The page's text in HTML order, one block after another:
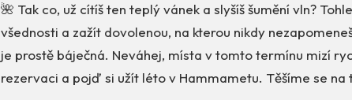
🌺 Tak co, už cítíš ten teplý vánek a slyšíš šumění vln?
všednosti a zažít dovolenou, na kterou nikdy
je prostě báječná. Neváhej, místa v tomto termínu mizí
rezervaci a pojď si užít léto v Hammametu. Těšíme se na